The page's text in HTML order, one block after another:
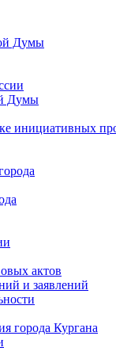
Думы
Думы
инициативных
актов
и заявлений
города Кургана